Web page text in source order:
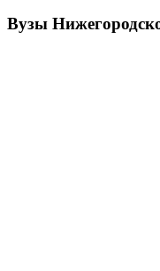
Вузы